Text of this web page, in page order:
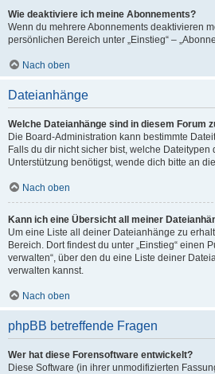
Wie deaktiviere ich meine Abonnements?
Wenn du mehrere Abonnements deaktivieren
persönlichen Bereich unter „Einstieg“ –
Nach oben
Dateianhänge
Welche Dateianhänge sind in diesem Forum
Die Board-Administration kann bestimmte
Falls du dir nicht sicher bist, welche
Unterstützung benötigst, wende dich bitte an
Nach oben
Kann ich eine Übersicht all meiner
Um eine Liste all deiner Dateianhänge zu
Bereich. Dort findest du unter „Einstieg“ einen
verwalten“, über den du eine Liste deiner
verwalten kannst.
Nach oben
phpBB betreffende Fragen
Wer hat diese Forensoftware entwickelt?
Diese Software (in ihrer unmodifizierten